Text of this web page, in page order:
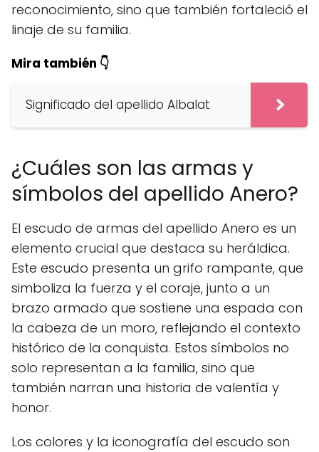
reconocimiento, sino que también fortaleció el
linaje de su familia.
Mira también 👇
Significado del apellido Albalat
¿Cuáles son las armas y
símbolos del apellido Anero?
El escudo de armas del apellido Anero es un
elemento crucial que destaca su heráldica.
Este escudo presenta un grifo rampante, que
simboliza la fuerza y el coraje, junto a un
brazo armado que sostiene una espada con
la cabeza de un moro, reflejando el contexto
histórico de la conquista. Estos símbolos no
solo representan a la familia, sino que
también narran una historia de valentía y
honor.
Los colores y la iconografía del escudo son